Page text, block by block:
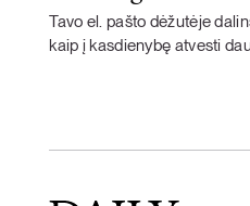
Tavo el. pašto dėžutėje
kaip į kasdienybę atvesti